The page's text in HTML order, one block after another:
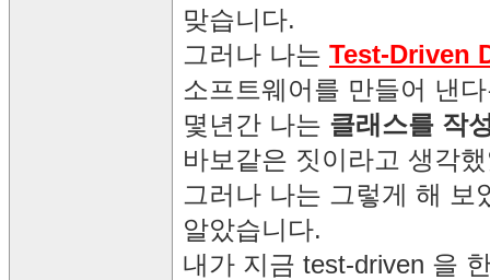
맞습니다.
그러나 나는 Test-Driven
소프트웨어를 만들어 낸
몇년간 나는 클래스를 작
바보같은 짓이라고 생각
그러나 나는 그렇게 해 보
알았습니다.
내가 지금 test-driven 을